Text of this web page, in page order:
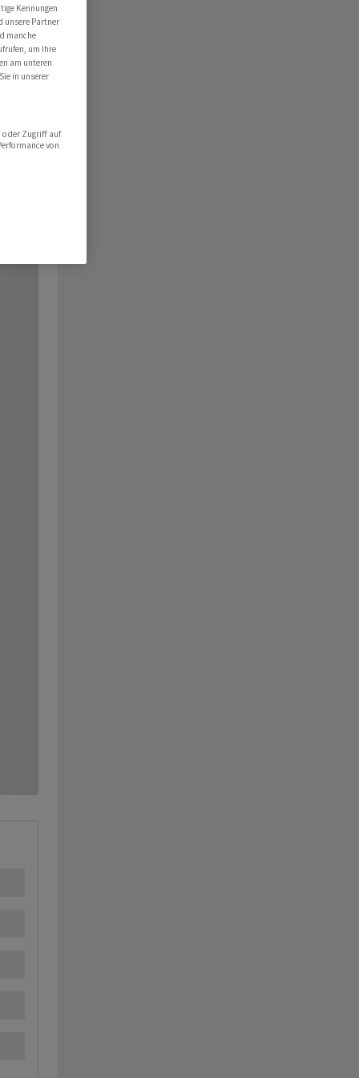
Kennungen
unsere Partner
manche
um Ihre
am unteren
in unserer
oder Zugriff auf
von